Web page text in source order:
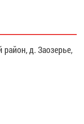
д. За­озе­рье,